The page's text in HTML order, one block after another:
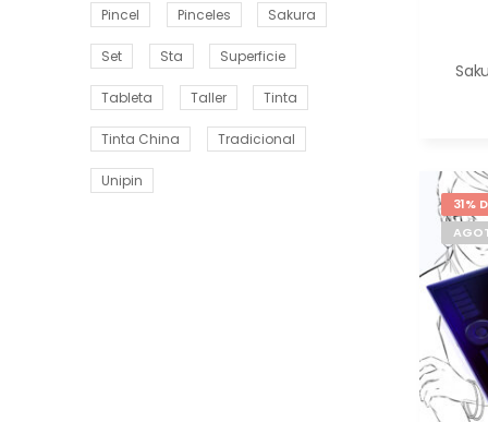
Pincel Pinceles Sakura
Set Sta Superficie
Tableta Taller Tinta
Tinta China Tradicional
Unipin
31%